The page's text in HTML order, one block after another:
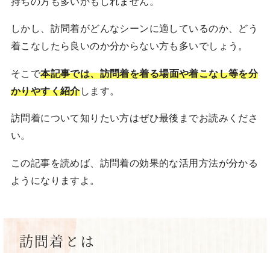
しかし、訪問着がどんなシーンに適しているのか、どう
着こなしたら良いのか分からない方も多いでしょう。
そこで本記事では、訪問着を着る場面や着こなし等を分
かりやすく紹介します。
訪問着について知りたい方はぜひ最後までお読みくださ
い。
この記事を読めば、訪問着の効果的な活用方法が分かる
ようになりますよ。
訪問着とは